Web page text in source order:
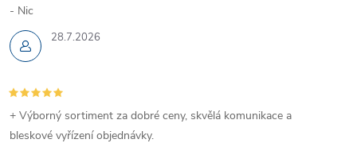
28.7.2026
- Nic
+ Výborný sortiment za dobré ceny, skvělá komunikace a
bleskové vyřízení objednávky.